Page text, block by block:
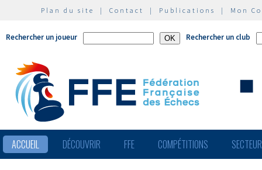
Plan du site | Contact | Publications | Mon
Rechercher un joueur Rechercher un club
ACCUEIL DÉCOUVRIR FFE COMPÉTITIONS